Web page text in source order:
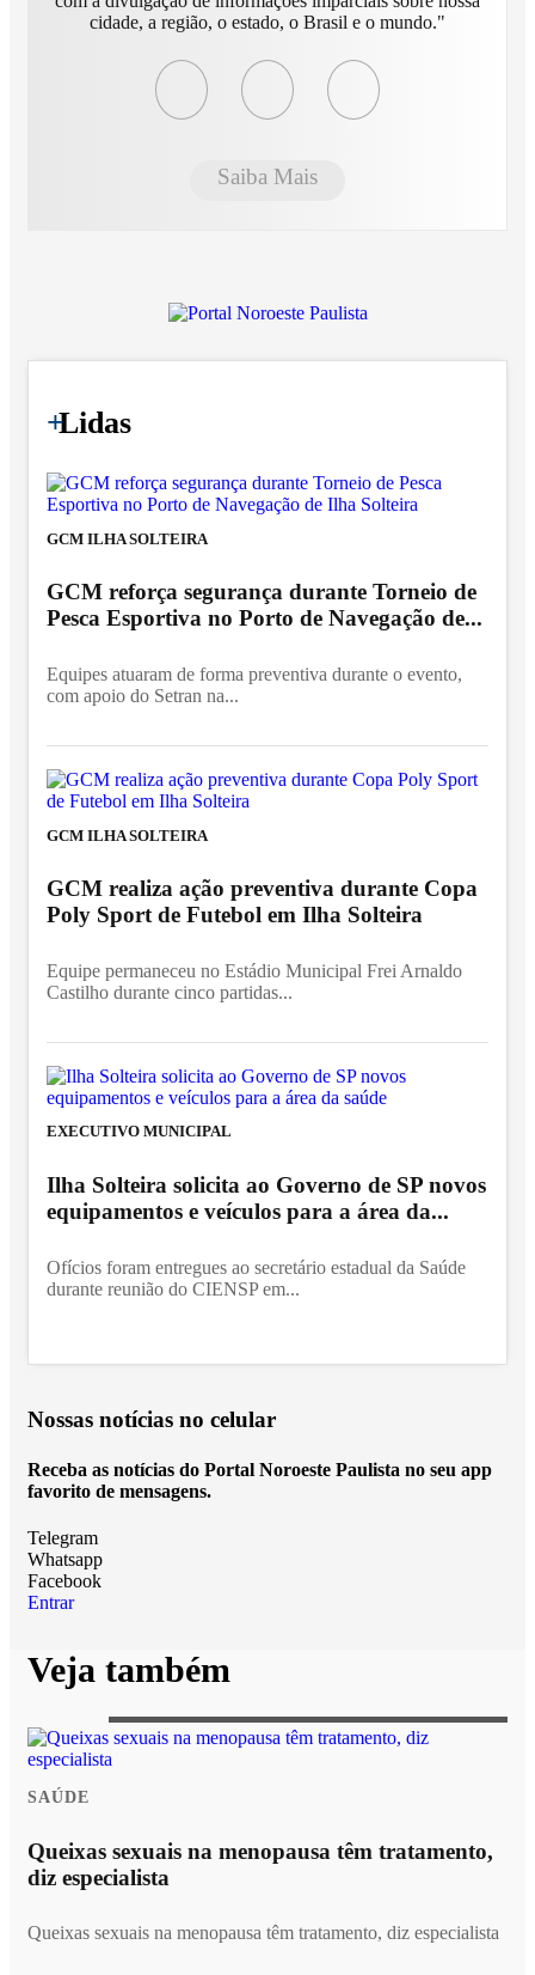
cidade, a região, o estado, o Brasil e o mundo."
Saiba Mais
+
Lidas
GCM ILHA SOLTEIRA
GCM reforça segurança durante Torneio de
Pesca Esportiva no Porto de Navegação de...
Equipes atuaram de forma preventiva durante o evento,
com apoio do Setran na...
GCM ILHA SOLTEIRA
GCM realiza ação preventiva durante Copa
Poly Sport de Futebol em Ilha Solteira
Equipe permaneceu no Estádio Municipal Frei Arnaldo
Castilho durante cinco partidas...
EXECUTIVO MUNICIPAL
Ilha Solteira solicita ao Governo de SP novos
equipamentos e veículos para a área da...
Ofícios foram entregues ao secretário estadual da Saúde
durante reunião do CIENSP em...
Nossas notícias no celular
Receba as notícias do Portal Noroeste Paulista no seu app
favorito de mensagens.
Telegram
Whatsapp
Facebook
Entrar
Veja também
SAÚDE
Queixas sexuais na menopausa têm tratamento,
diz especialista
Queixas sexuais na menopausa têm tratamento, diz especialista